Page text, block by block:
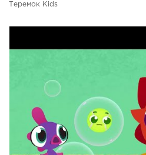
Теремок Kids